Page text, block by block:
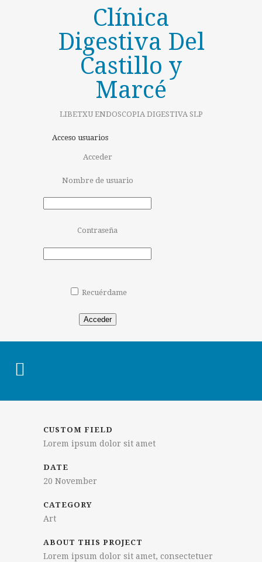
Clínica
Digestiva Del
Castillo y
Marcé
LIBETXU ENDOSCOPIA DIGESTIVA SLP
Acceso usuarios
Acceder
Nombre de usuario
Contraseña
Recuérdame
Acceder
CUSTOM FIELD
Lorem ipsum dolor sit amet
DATE
20 November
CATEGORY
Art
ABOUT THIS PROJECT
Lorem ipsum dolor sit amet, consectetuer